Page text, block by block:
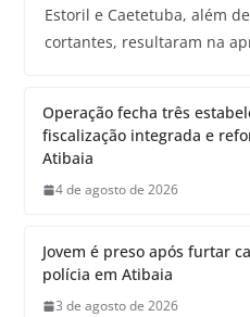
Estoril e Caetetuba, além
cortantes, resultaram na
Operação fecha três
fiscalização integrada e
Atibaia
4 de agosto de 2026
Jovem é preso após furtar
polícia em Atibaia
3 de agosto de 2026